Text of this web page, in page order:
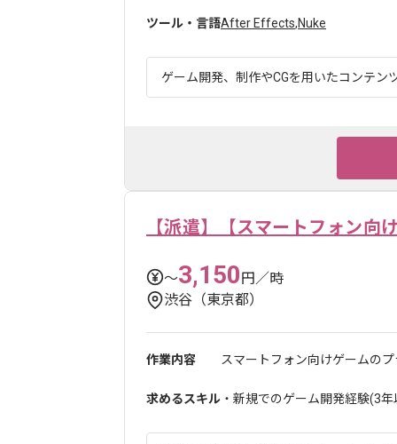
ツール・言語After Effects,Nuke
ゲーム開発、制作やCGを用いたコンテン
【派遣】【スマートフォン向
〜3,150円／時
渋谷（東京都）
作業内容 スマートフォン向けゲームの
求めるスキル ・新規でのゲーム開発経験(3年